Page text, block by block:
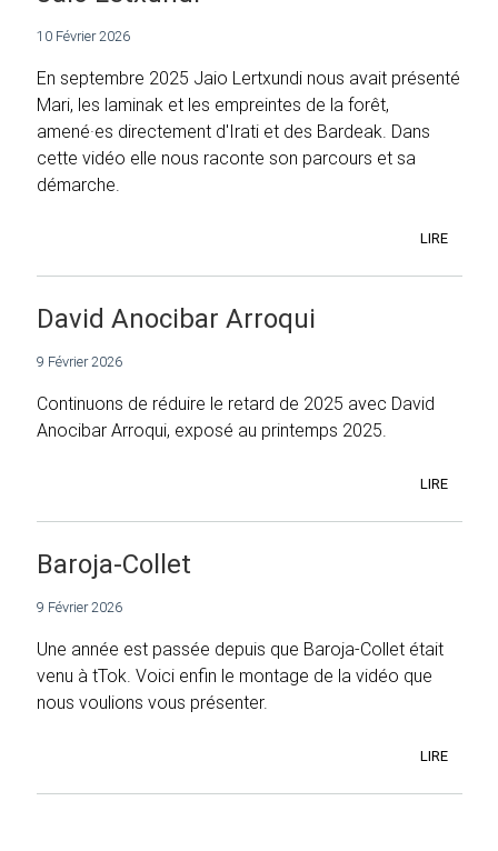
10 Février 2026
En septembre 2025 Jaio Lertxundi nous avait présenté
Mari, les laminak et les empreintes de la forêt,
amené·es directement d'Irati et des Bardeak. Dans
cette vidéo elle nous raconte son parcours et sa
démarche.
LIRE
David Anocibar Arroqui
9 Février 2026
Continuons de réduire le retard de 2025 avec David
Anocibar Arroqui, exposé au printemps 2025.
LIRE
Baroja-Collet
9 Février 2026
Une année est passée depuis que Baroja-Collet était
venu à tTok. Voici enfin le montage de la vidéo que
nous voulions vous présenter.
LIRE